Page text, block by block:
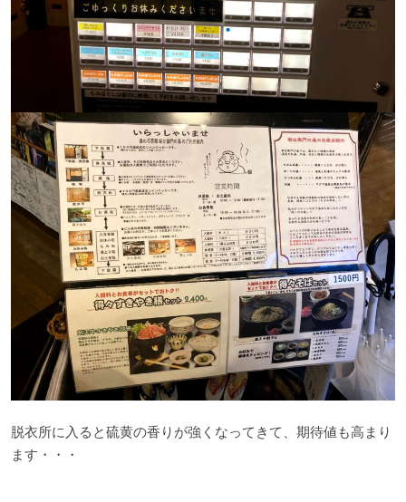
脱衣所に入ると硫黄の香りが強くなってきて、期待値も高まり
ます・・・